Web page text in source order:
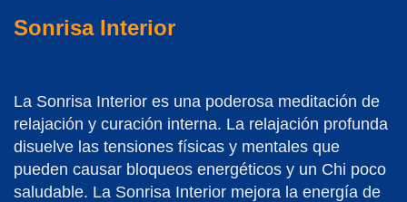
Sonrisa Interior
La Sonrisa Interior es una poderosa meditación de
relajación y curación interna. La relajación profunda
disuelve las tensiones físicas y mentales que
pueden causar bloqueos energéticos y un Chi poco
saludable. La Sonrisa Interior mejora la energía de